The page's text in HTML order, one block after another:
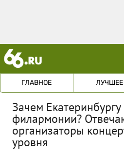
ГЛАВНОЕ ЛУЧШЕЕ
Зачем
филармонии?
организаторы
уровня